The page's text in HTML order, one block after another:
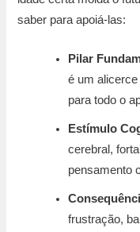
saber para apoiá-las:
Pilar
é um
para todo o
Estímulo
cerebral,
pensamento
frustração,